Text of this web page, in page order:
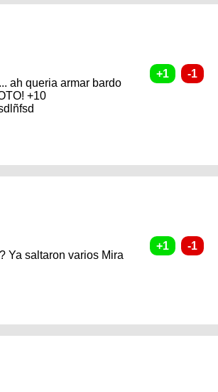
ah queria armar bardo
+10
Ya saltaron varios Mira